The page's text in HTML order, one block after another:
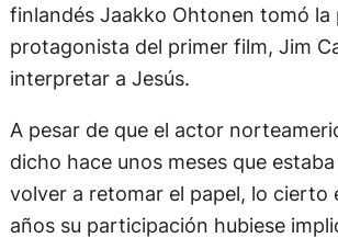
finlandés Jaakko Ohtonen tomó la
protagonista del primer film, Jim
interpretar a Jesús.
A pesar de que el actor
dicho hace unos meses que
volver a retomar el papel, lo cierto
años su participación hubiese